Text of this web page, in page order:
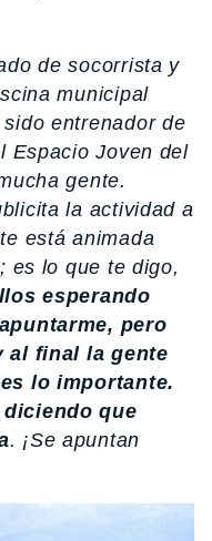
de socorrista y
municipal
entrenador de
Espacio Joven del
gente.
la actividad a
está animada
es lo que te digo,
esperando
pero
al final la gente
lo importante.
que
. ¡Se apuntan